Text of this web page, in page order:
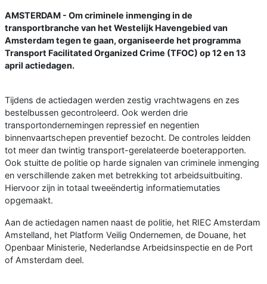
AMSTERDAM - Om criminele inmenging in de
transportbranche van het Westelijk Havengebied van
Amsterdam tegen te gaan, organiseerde het programma
Transport Facilitated Organized Crime (TFOC) op 12 en 13
april actiedagen.
Tijdens de actiedagen werden zestig vrachtwagens en zes
bestelbussen gecontroleerd. Ook werden drie
transportondernemingen repressief en negentien
binnenvaartschepen preventief bezocht. De controles leidden
tot meer dan twintig transport-gerelateerde boeterapporten.
Ook stuitte de politie op harde signalen van criminele inmenging
en verschillende zaken met betrekking tot arbeidsuitbuiting.
Hiervoor zijn in totaal tweeëndertig informatiemutaties
opgemaakt.
Aan de actiedagen namen naast de politie, het RIEC Amsterdam
Amstelland, het Platform Veilig Ondernemen, de Douane, het
Openbaar Ministerie, Nederlandse Arbeidsinspectie en de Port
of Amsterdam deel.